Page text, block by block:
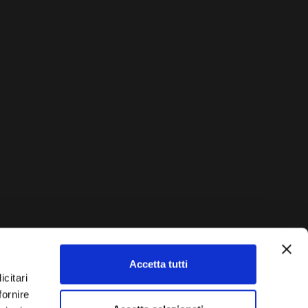
Accetta tutti